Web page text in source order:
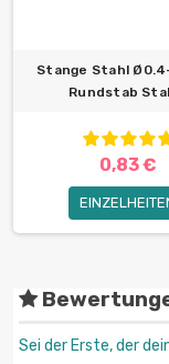
Stange Stahl
Rundstab
0,83 €
Sei der Erste, der